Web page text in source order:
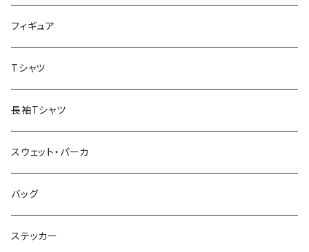
フィギュア
Tシャツ
長袖Tシャツ
スウェット・パーカ
バッグ
ステッカー